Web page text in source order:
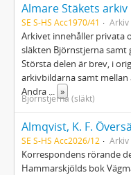
Almare Stäkets
SE S-HS Acc1970/41 Arkiv
Arkivet innehåller privata
släkten Björnstjerna samt
Största delen är brev, i
arkivbildarna samt
Andra ... »
Björnstjerna (släkt)
SE S-HS Acc2026/12 Arkiv
Korrespondens rörande
Hammarskjölds bok